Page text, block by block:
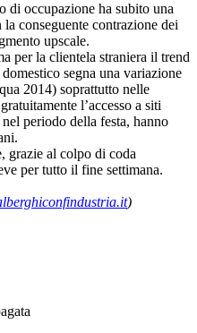
di occupazione ha subito una
conseguente contrazione dei
upscale.
per la clientela straniera il trend
segna una variazione
2014) soprattutto nelle
l’accesso a siti
periodo della festa, hanno
grazie al colpo di coda
per tutto il fine settimana.
)